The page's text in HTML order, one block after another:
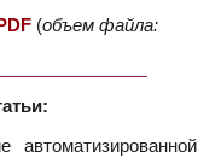
(объем файла:
автоматизированной